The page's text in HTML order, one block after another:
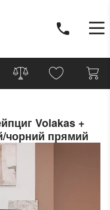
Volakas +
чорний прямий